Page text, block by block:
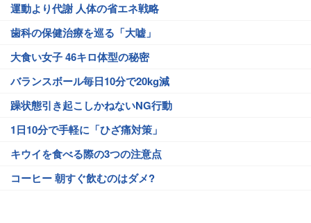
運動より代謝 人体の省エネ戦略
歯科の保健治療を巡る「大嘘」
大食い女子 46キロ体型の秘密
バランスボール毎日10分で20kg減
躁状態引き起こしかねないNG行動
1日10分で手軽に「ひざ痛対策」
キウイを食べる際の3つの注意点
コーヒー 朝すぐ飲むのはダメ?